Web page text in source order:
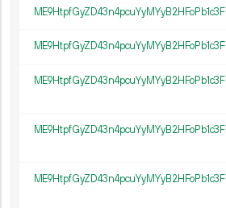
ME9HtpfGyZD43n4pcuYyMYyB2HFoPb1c3F
ME9HtpfGyZD43n4pcuYyMYyB2HFoPb1c3F
ME9HtpfGyZD43n4pcuYyMYyB2HFoPb1c3F
ME9HtpfGyZD43n4pcuYyMYyB2HFoPb1c3F
ME9HtpfGyZD43n4pcuYyMYyB2HFoPb1c3F